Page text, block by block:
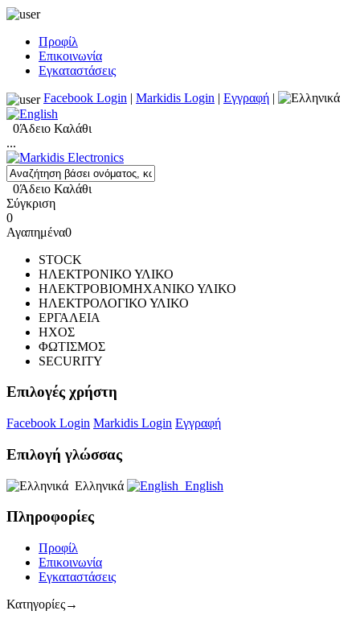
Προφίλ
Επικοινωνία
Εγκαταστάσεις
Facebook Login | Markidis Login | Εγγραφή |
0Άδειο Καλάθι
...
0Άδειο Καλάθι
Σύγκριση
0
Αγαπημένα0
STOCK
ΗΛΕΚΤΡΟΝΙΚΟ ΥΛΙΚΟ
ΗΛΕΚΤΡΟΒΙΟΜΗΧΑΝΙΚΟ ΥΛΙΚΟ
ΗΛΕΚΤΡΟΛΟΓΙΚΟ ΥΛΙΚΟ
ΕΡΓΑΛΕΙΑ
ΗΧΟΣ
ΦΩΤΙΣΜΟΣ
SECURITY
Επιλογές χρήστη
Facebook Login Markidis Login Εγγραφή
Επιλογή γλώσσας
Ελληνικά English
Πληροφορίες
Προφίλ
Επικοινωνία
Εγκαταστάσεις
Κατηγορίες→